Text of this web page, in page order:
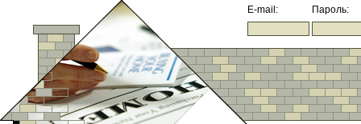
E-mail: Пароль: